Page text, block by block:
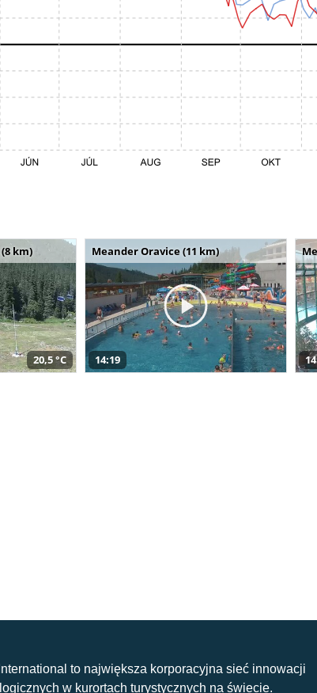
km)
20,5 °C
Meander Oravice (11 km)
14:19
to największa korporacyjna sieć innowacji
w kurortach turystycznych na świecie.